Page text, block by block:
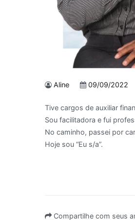
Aline 09/09/2022
Tive cargos de auxiliar
Sou facilitadora e fui
No caminho, passei por
Hoje sou “Eu s/a”.
Compartilhe com seus